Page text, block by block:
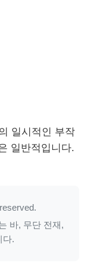
일시적인 부작
일반적입니다.
바, 무단 전재,
다.